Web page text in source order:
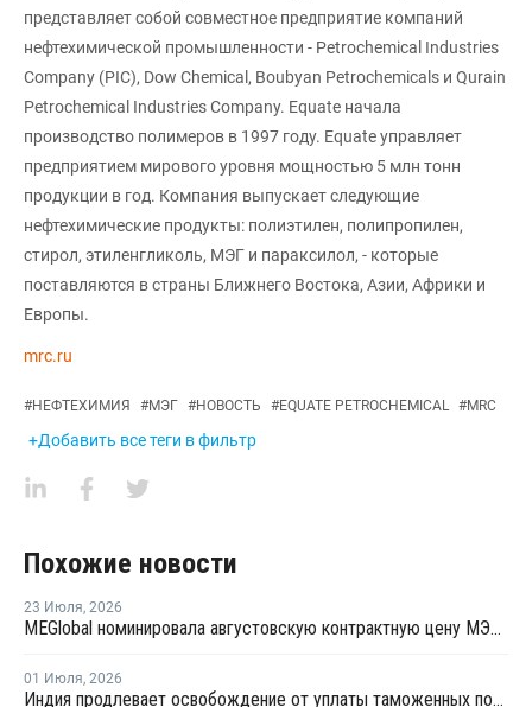
представляет собой совместное предприятие компаний
нефтехимической промышленности - Petrochemical Industries
Company (PIC), Dow Chemical, Boubyan Petrochemicals и Qurain
Petrochemical Industries Company. Equate начала
производство полимеров в 1997 году. Equate управляет
предприятием мирового уровня мощностью 5 млн тонн
продукции в год. Компания выпускает следующие
нефтехимические продукты: полиэтилен, полипропилен,
стирол, этиленгликоль, МЭГ и параксилол, - которые
поставляются в страны Ближнего Востока, Азии, Африки и
Европы.
mrc.ru
#НЕФТЕХИМИЯ #МЭГ #НОВОСТЬ #EQUATE PETROCHEMICAL #MRC
+Добавить все теги в фильтр
Похожие новости
23 Июля, 2026
MEGlobal номинировала августовскую контрактную цену МЭГ для Азии
01 Июля, 2026
Индия продлевает освобождение от уплаты таможенных пошлин на импорт нефтехимии на фоне конфликта на Ближнем Востоке